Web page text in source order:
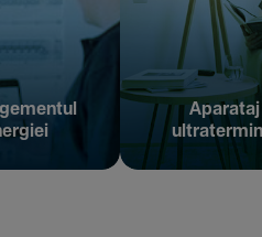
Aparataj